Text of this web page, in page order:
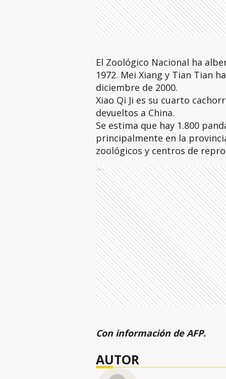
El Zoológico Nacional ha
1972. Mei Xiang y Tian Tian
diciembre de 2000.
Xiao Qi Ji es su cuarto
devueltos a China.
Se estima que hay 1.800
principalmente en la
zoológicos y centros de
Ads
Con información de AFP.
AUTOR